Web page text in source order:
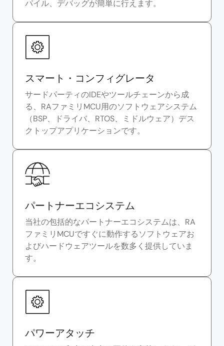
パイル、デバッグが簡単に行えます。
スマート・コンフィグレータ
サードパーティのIDEやツールチェーンから成
る、RAファミリMCU用のソフトウェアシステム
（BSP、ドライバ、RTOS、ミドルウェア）デス
クトップアプリケーションです。
パートナーエコシステム
当社の包括的なパートナーエコシステムは、RA
ファミリMCUですぐに動作するソフトウェアお
よびハードウェアツールを数多く提供していま
す。
パワーアタッチ